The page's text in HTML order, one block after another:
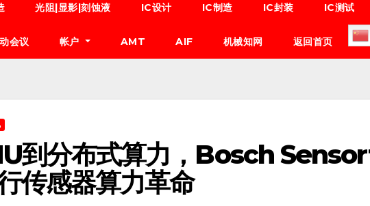
光阻|显影|刻蚀液 IC设计 IC制造 IC封装 IC测试
会议 帐户 AMT AIF 机械知网 返回首页
到分布式算力，Bosch
传感器算力革命